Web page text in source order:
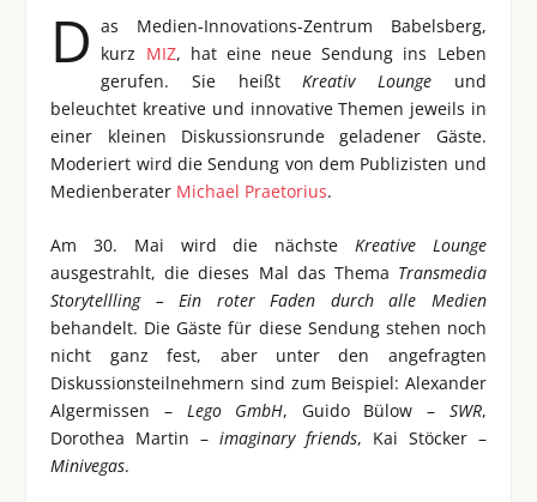
D as Medien-Innovations-Zentrum Babelsberg,
kurz MIZ, hat eine neue Sendung ins Leben
gerufen. Sie heißtKreativ Loungeund
beleuchtet kreative und innovative Themen jeweils in
einer kleinen Diskussionsrunde geladener Gäste.
Moderiert wird die Sendung von dem Publizisten und
Medienberater Michael Praetorius.
Am 30. Mai wird die nächste Kreative Lounge
ausgestrahlt, die dieses Mal das Thema Transmedia
Storytellling – Ein roter Faden durch alle Medien
behandelt. Die Gäste für diese Sendung stehen noch
nicht ganz fest, aber unter den angefragten
Diskussionsteilnehmern sind zum Beispiel: Alexander
Algermissen – Lego GmbH, Guido Bülow – SWR,
Dorothea Martin –imaginary friends, Kai Stöcker –
Minivegas.